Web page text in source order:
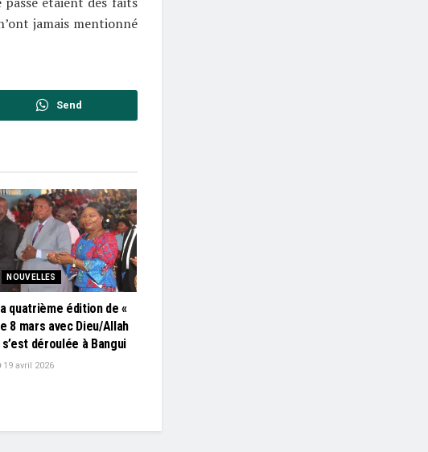
jamais mentionné
Send
NOUVELLES
quatrième édition de «
8 mars avec Dieu/Allah
s’est déroulée à Bangui
19 avril 2026